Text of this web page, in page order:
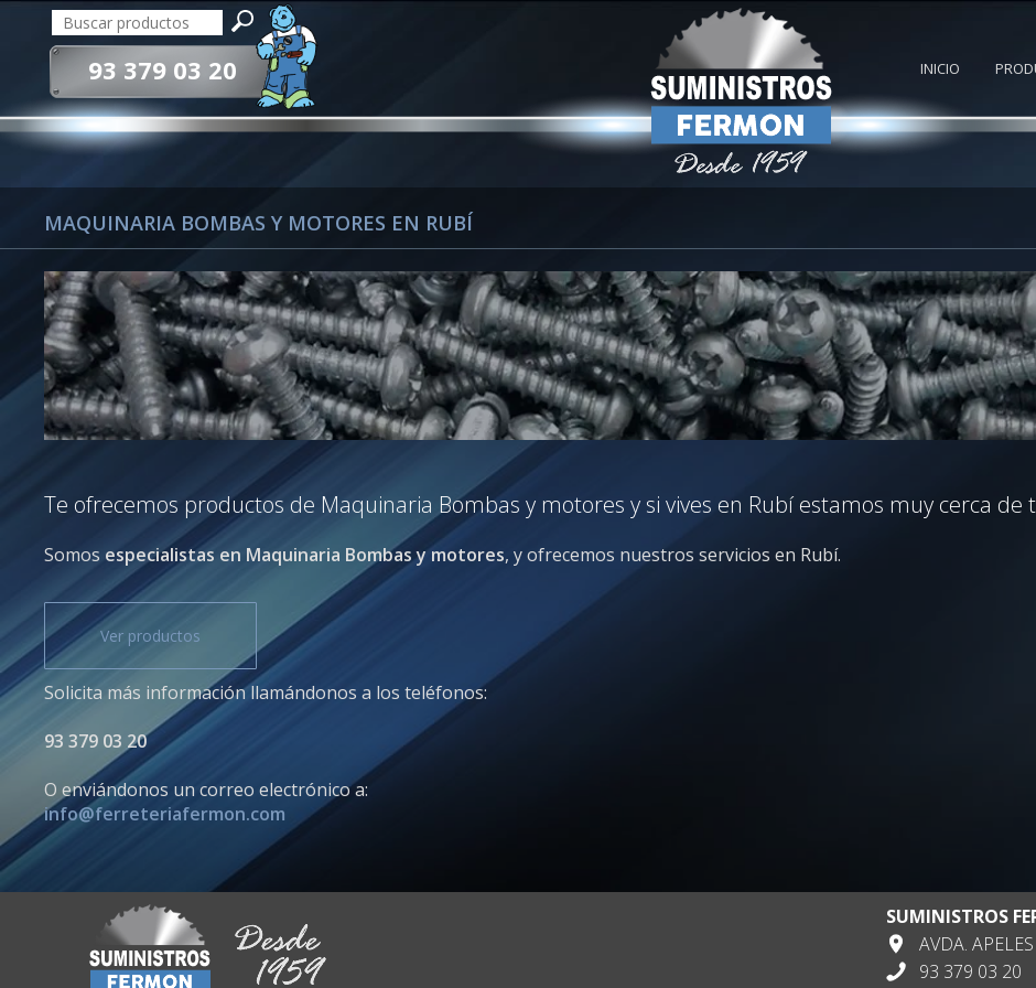
93 379 03 20 INICIO
MAQUINARIA BOMBAS Y MOTORES EN RUBÍ
Te ofrecemos productos de Maquinaria Bombas y motores y si vives en Rubí estamos muy cerca de
Somos especialistas en Maquinaria Bombas y motores, y ofrecemos nuestros servicios en Rubí.
Ver productos
Solicita más información llamándonos a los teléfonos:
93 379 03 20
O enviándonos un correo electrónico a:
info@ferreteriafermon.com
SUMINISTROS
AVDA.
93 379 03 20